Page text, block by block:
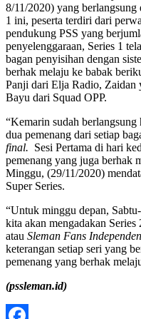
8/11/2020) yang
1 ini, peserta terdiri dari
pendukung PSS yang
penyelenggaraan, Series 1
bagan penyisihan dengan
berhak melaju ke babak
Panji dari Elja Radio, Zaidan
Bayu dari Squad OPP.
“Kemarin sudah berlangsung
dua pemenang dari setiap
final. Sesi Pertama di hari
pemenang yang juga berhak
Minggu, (29/11/2020)
Super Series.
“Untuk minggu depan,
kita akan mengadakan Series
atau Sleman Fans
keterangan setiap seri yang
pemenang yang berhak
(pssleman.id)